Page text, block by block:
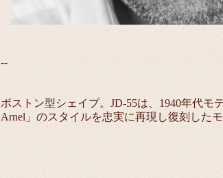
--
ボストン型シェイプ。JD-55は、1940年代モ
Arnel」のスタイルを忠実に再現し復刻したモ